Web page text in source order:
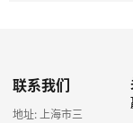
联系我们
地址: 上海市三